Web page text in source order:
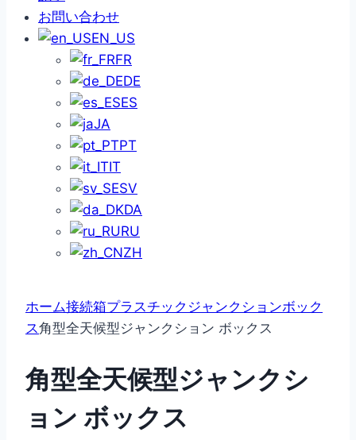
お問い合わせ
EN_US
FR
DE
ES
JA
PT
IT
SV
DA
RU
ZH
ホーム接続箱プラスチックジャンクションボック
ス角型全天候型ジャンクション ボックス
角型全天候型ジャンクシ
ョン ボックス